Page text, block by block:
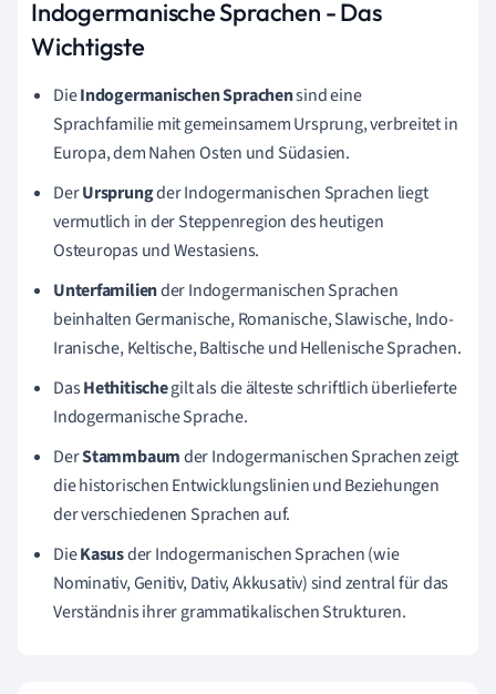
Indogermanische Sprachen - Das
Wichtigste
DieIndogermanischen Sprachensind eine
Sprachfamilie mit gemeinsamem Ursprung, verbreitet in
Europa, dem Nahen Osten und Südasien.
DerUrsprungder Indogermanischen Sprachen liegt
vermutlich in der Steppenregion des heutigen
Osteuropas und Westasiens.
Unterfamiliender Indogermanischen Sprachen
beinhalten Germanische, Romanische, Slawische, Indo-
Iranische, Keltische, Baltische und Hellenische Sprachen.
DasHethitischegilt als die älteste schriftlich überlieferte
Indogermanische Sprache.
DerStammbaumder Indogermanischen Sprachen zeigt
die historischen Entwicklungslinien und Beziehungen
der verschiedenen Sprachen auf.
DieKasusder Indogermanischen Sprachen (wie
Nominativ, Genitiv, Dativ, Akkusativ) sind zentral für das
Verständnis ihrer grammatikalischen Strukturen.